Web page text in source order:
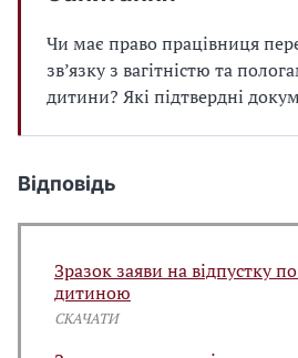
Чи має право працівниця
зв’язку з вагітністю та
дитини? Які підтвердні
Відповідь
Зразок заяви на відпустку
дитиною
СКАЧАТИ